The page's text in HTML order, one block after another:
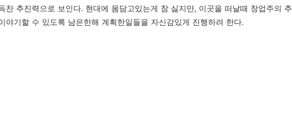
찬 추진력으로 보인다. 현대에 몸담고있는게 참 싫지만, 이곳을 떠날때 창업주의 추
야기할 수 있도록 남은한해 계획한일들을 자신감있게 진행하려 한다.